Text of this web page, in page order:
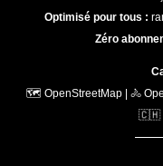
Optimisé pour tous :
Zéro
🗺️ OpenStreetMap | 🚴
🇨🇭